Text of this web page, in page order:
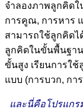
จำลองภาพลูกคิดใ
การคูณ, การหาร
สามารถใช้ลูกคิดไ
ลูกคิดในขั้นพื้นฐาน
ขั้นสูง เรียนการใ
แบบ (การบวก, ก
และนี่คือโปรแกร